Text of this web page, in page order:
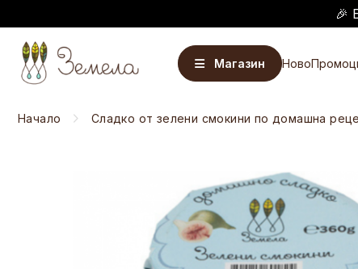
🎉
Магазин Ново
Начало Сладко от зелени смокини по домашна